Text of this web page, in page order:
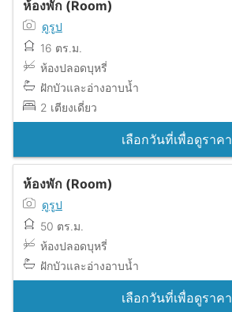
ห้องพัก (Room)
ดูรูป
16 ตร.ม.
ห้องปลอดบุหรี่
ฝักบัวและอ่างอาบน้ำ
2 เตียงเดี่ยว
เลือกวันที่เพื่อดูราคา
ห้องพัก (Room)
ดูรูป
50 ตร.ม.
ห้องปลอดบุหรี่
ฝักบัวและอ่างอาบน้ำ
เลือกวันที่เพื่อดูราคา